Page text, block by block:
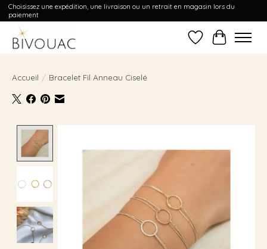
Choisissez une expédition, une livraison ou un retrait en magasin lors du
paiement
Liste dePanier
Accueil / Bracelet Fil Anneau Ciselé